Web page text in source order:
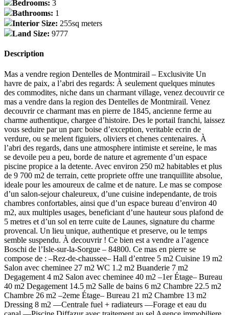
Bedrooms: 3
Bathrooms: 1
Interior Size: 255sq meters
Land Size: 9777
Description
Mas a vendre region Dentelles de Montmirail – Exclusivite Un
havre de paix, a l’abri des regards: À seulement quelques minutes
des commodites, niche dans un charmant village, venez decouvrir ce
mas a vendre dans la region des Dentelles de Montmirail. Venez
decouvrir ce charmant mas en pierre de 1845, ancienne ferme au
charme authentique, chargee d’histoire. Des le portail franchi, laissez
vous seduire par un parc boise d’exception, veritable ecrin de
verdure, ou se melent figuiers, oliviers et chenes centenaires. À
l’abri des regards, dans une atmosphere intimiste et sereine, le mas
se devoile peu a peu, borde de nature et agremente d’un espace
piscine propice a la detente. Avec environ 250 m2 habitables et plus
de 9 700 m2 de terrain, cette propriete offre une tranquillite absolue,
ideale pour les amoureux de calme et de nature. Le mas se compose
d’un salon-sejour chaleureux, d’une cuisine independante, de trois
chambres confortables, ainsi que d’un espace bureau d’environ 40
m2, aux multiples usages, beneficiant d’une hauteur sous plafond de
5 metres et d’un sol en terre cuite de Launes, signature du charme
provencal. Un lieu unique, authentique et preserve, ou le temps
semble suspendu. À decouvrir ! Ce bien est a vendre a l’agence
Boschi de l’Isle-sur-la-Sorgue – 84800. Ce mas en pierre se
compose de : –Rez-de-chaussee– Hall d’entree 5 m2 Cuisine 19 m2
Salon avec cheminee 27 m2 WC 1.2 m2 Buanderie 7 m2
Degagement 4 m2 Salon avec cheminee 40 m2 –1er Étage– Bureau
40 m2 Degagement 14.5 m2 Salle de bains 6 m2 Chambre 22.5 m2
Chambre 26 m2 –2eme Étage– Bureau 21 m2 Chambre 13 m2
Dressing 8 m2 —Centrale fuel + radiateurs —Forage et eau du